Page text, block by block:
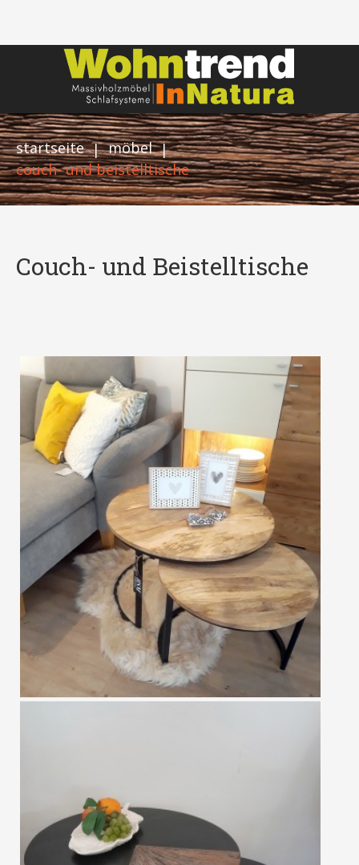
startseite | möbel |
couch- und beistelltische
Couch- und Beistelltische